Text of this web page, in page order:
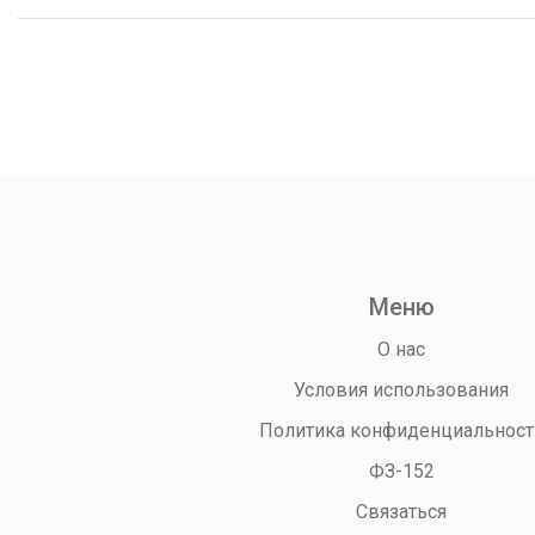
Меню
О нас
Условия использования
Политика
ФЗ-152
Связаться